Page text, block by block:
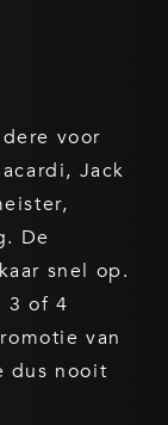
voor
Jack
De
snel op.
3 of 4
van
dus nooit